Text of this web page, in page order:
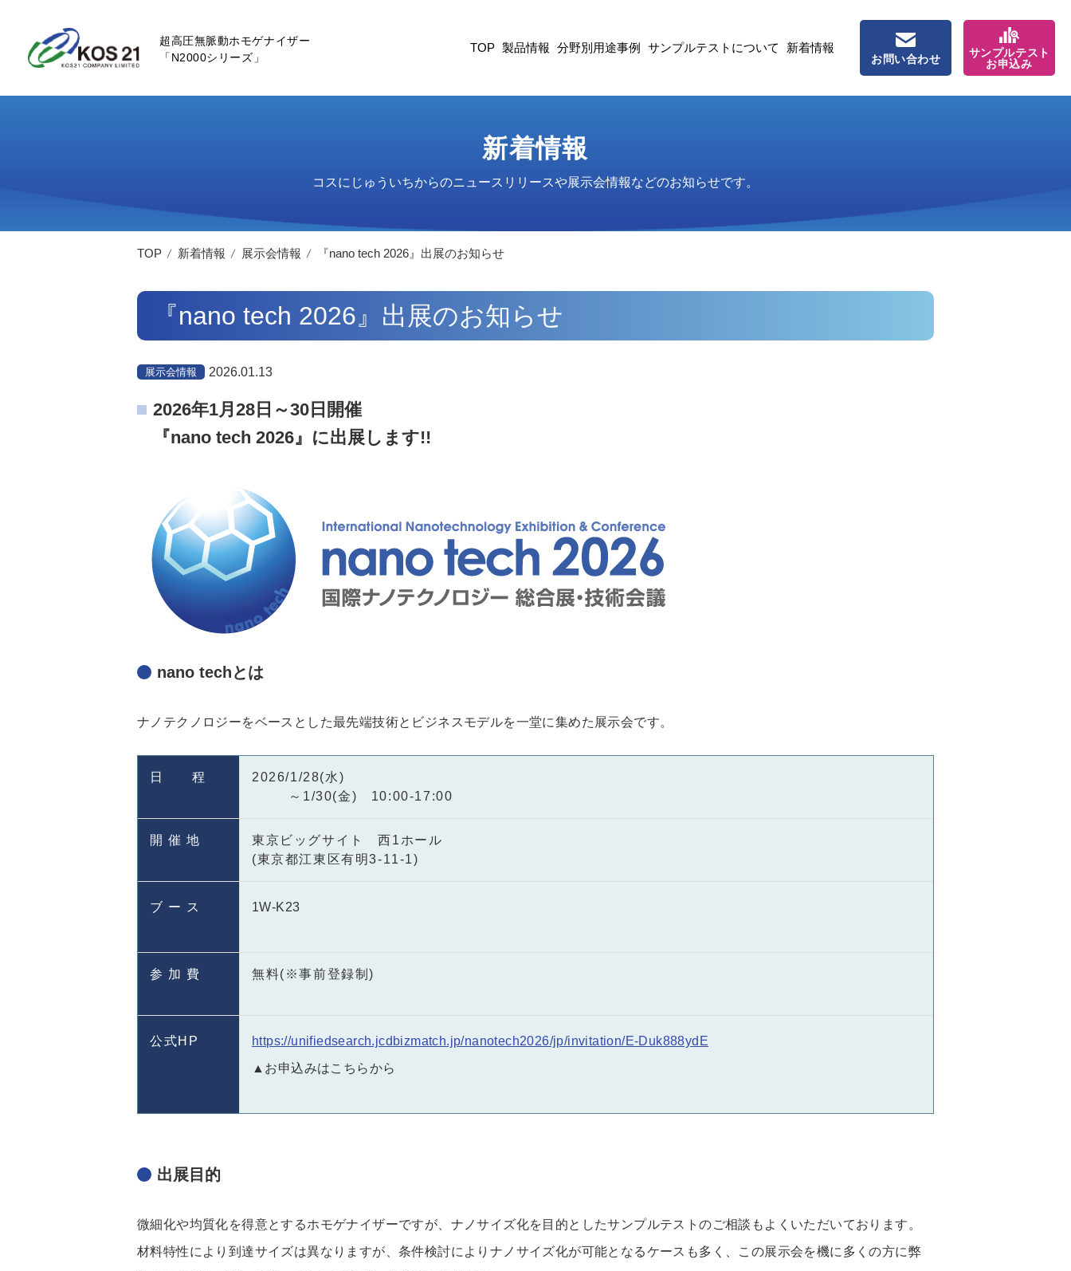
超高圧無脈動ホモゲナイザー
「N2000シリーズ」
TOP 製品情報 分野別用途事例 サンプルテストについて 新着情報
お問い合わせ
サンプルテスト
お申込み
新着情報
コスにじゅういちからのニュースリリースや展示会情報などのお知らせです。
TOP 新着情報 展示会情報 『nano tech 2026』出展のお知らせ
『nano tech 2026』出展のお知らせ
展示会情報 2026.01.13
2026年1月28日～30日開催
『nano tech 2026』に出展します!!
nano techとは
ナノテクノロジーをベースとした最先端技術とビジネスモデルを一堂に集めた展示会です。
日 程
2026/1/28(水)
～1/30(金) 10:00-17:00
開 催 地
東京ビッグサイト 西1ホール
(東京都江東区有明3-11-1)
ブ ー ス 1W-K23
参 加 費 無料(※事前登録制)
公式HP
https://unifiedsearch.jcdbizmatch.jp/nanotech2026/jp/invitation/E-Duk888ydE
▲お申込みはこちらから
出展目的
微細化や均質化を得意とするホモゲナイザーですが、ナノサイズ化を目的としたサンプルテストのご相談もよくいただいております。
材料特性により到達サイズは異なりますが、条件検討によりナノサイズ化が可能となるケースも多く、この展示会を機に多くの方に弊